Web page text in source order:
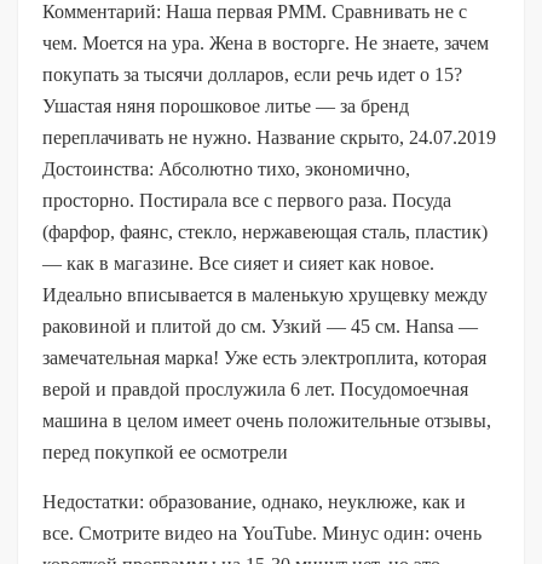
Комментарий: Наша первая PMM. Сравнивать не с
чем. Моется на ура. Жена в восторге. Не знаете, зачем
покупать за тысячи долларов, если речь идет о 15?
Ушастая няня порошковое литье — за бренд
переплачивать не нужно. Название скрыто, 24.07.2019
Достоинства: Абсолютно тихо, экономично,
просторно. Постирала все с первого раза. Посуда
(фарфор, фаянс, стекло, нержавеющая сталь, пластик)
— как в магазине. Все сияет и сияет как новое.
Идеально вписывается в маленькую хрущевку между
раковиной и плитой до см. Узкий — 45 см. Hansa —
замечательная марка! Уже есть электроплита, которая
верой и правдой прослужила 6 лет. Посудомоечная
машина в целом имеет очень положительные отзывы,
перед покупкой ее осмотрели
Недостатки: образование, однако, неуклюже, как и
все. Смотрите видео на YouTube. Минус один: очень